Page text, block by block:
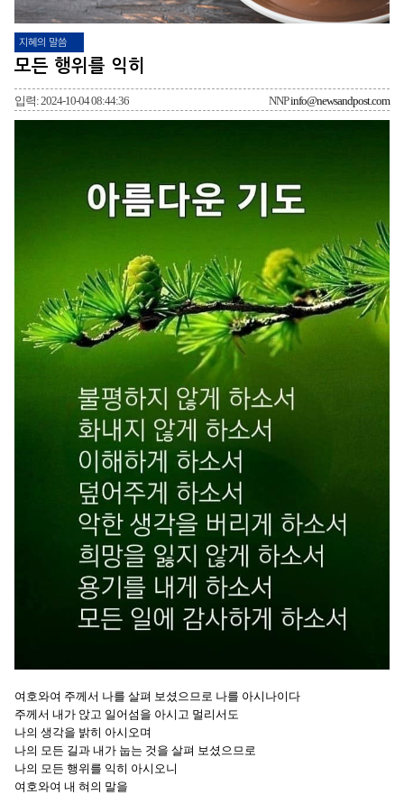
지혜의 말씀
모든 행위를 익히
입력: 2024-10-04 08:44:36 NNPinfo@newsandpost.com
여호와여 주께서 나를 살펴 보셨으므로 나를 아시나이다
주께서 내가 앉고 일어섬을 아시고 멀리서도
나의 생각을 밝히 아시오며
나의 모든 길과 내가 눕는 것을 살펴 보셨으므로
나의 모든 행위를 익히 아시오니
여호와여 내 혀의 말을